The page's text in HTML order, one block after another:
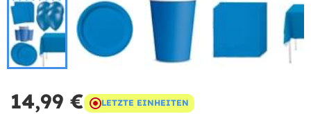
14,99 € LETZTE EINHEITEN